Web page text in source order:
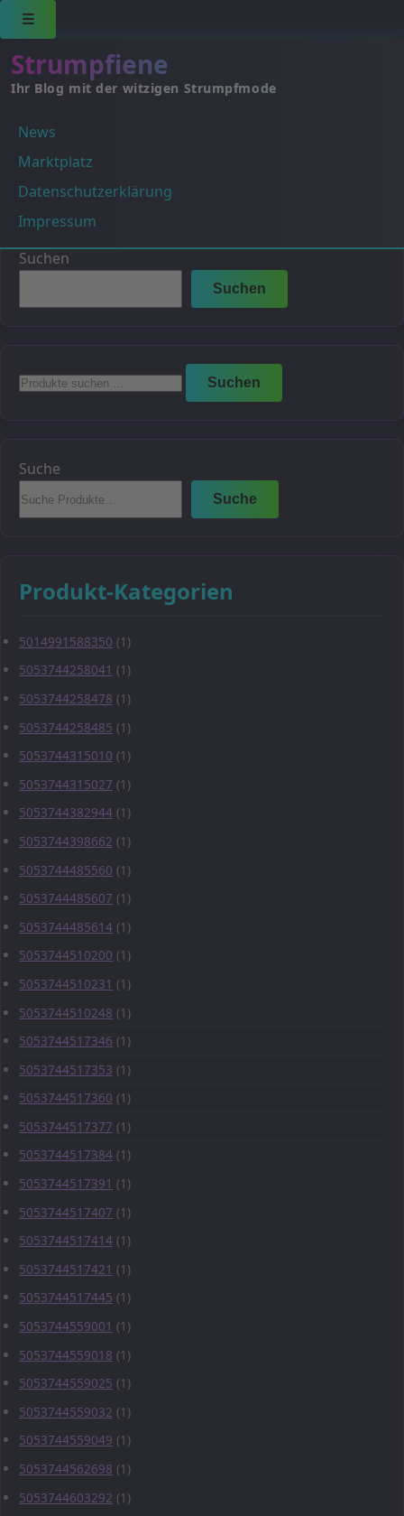
☰
Strumpfiene
Ihr Blog mit der witzigen Strumpfmode
News
Marktplatz
Datenschutzerklärung
Impressum
fuchsia
Auswahl entsprechen.
Suchen
Suchen
Suchen
nach:
Suchen
Suche
Suche
Produkt-Kategorien
5014991588350 (1)
5053744258041 (1)
5053744258478 (1)
5053744258485 (1)
5053744315010 (1)
5053744315027 (1)
5053744382944 (1)
5053744398662 (1)
5053744485560 (1)
5053744485607 (1)
5053744485614 (1)
5053744510200 (1)
5053744510231 (1)
5053744510248 (1)
5053744517346 (1)
5053744517353 (1)
5053744517360 (1)
5053744517377 (1)
5053744517384 (1)
5053744517391 (1)
5053744517407 (1)
5053744517414 (1)
5053744517421 (1)
5053744517445 (1)
5053744559001 (1)
5053744559018 (1)
5053744559025 (1)
5053744559032 (1)
5053744559049 (1)
5053744562698 (1)
5053744603292 (1)